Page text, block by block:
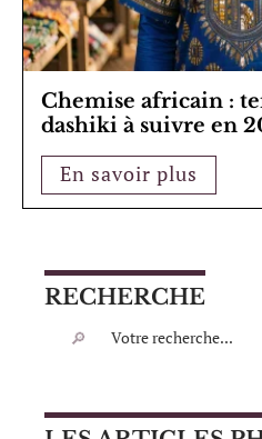
Chemise africain :
dashiki à suivre en
En savoir plus
RECHERCHE